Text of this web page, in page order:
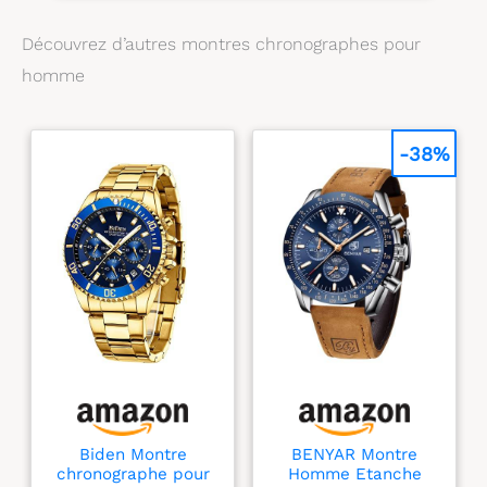
Étanchéité jusqu’à 50 m
Découvrez d’autres montres chronographes pour
homme
Biden Montre
chronographe pour
BENYAR Montre
Homme Etanche
-38%